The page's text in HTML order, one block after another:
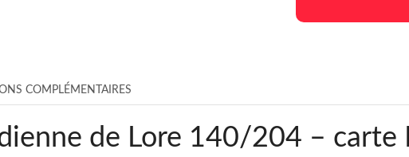
COMPLÉMENTAIRES
de Lore 140/204 – carte